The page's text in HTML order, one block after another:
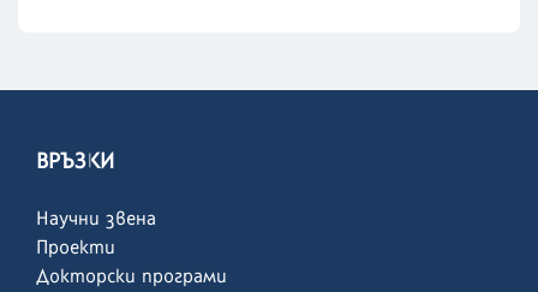
ВРЪЗКИ
Научни звена
Проекти
Докторски програми